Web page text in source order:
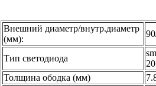
Внешний диаметр/внутр.диаметр
(мм):
Тип светодиода
Толщина ободка (мм)